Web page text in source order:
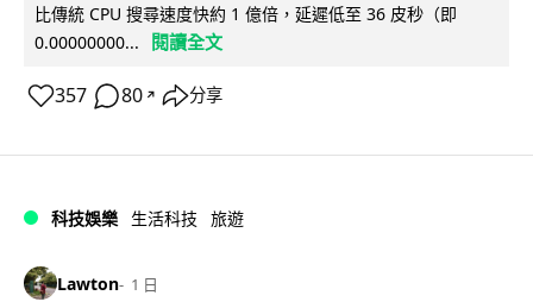
比傳統 CPU 搜尋速度快約 1 億倍，延遲低至 36 皮秒（即
0.00000000...
閱讀全文
357 80 ↗ 分享
科技娛樂 生活科技 旅遊
Lawton 1 日